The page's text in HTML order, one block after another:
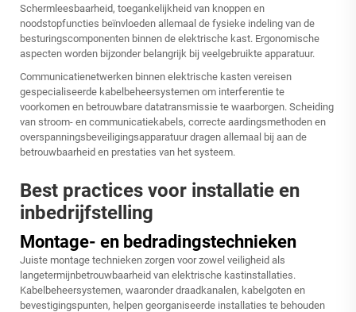
Schermleesbaarheid, toegankelijkheid van knoppen en
noodstopfuncties beïnvloeden allemaal de fysieke indeling van de
besturingscomponenten binnen de elektrische kast. Ergonomische
aspecten worden bijzonder belangrijk bij veelgebruikte apparatuur.
Communicatienetwerken binnen elektrische kasten vereisen
gespecialiseerde kabelbeheersystemen om interferentie te
voorkomen en betrouwbare datatransmissie te waarborgen. Scheiding
van stroom- en communicatiekabels, correcte aardingsmethoden en
overspanningsbeveiligingsapparatuur dragen allemaal bij aan de
betrouwbaarheid en prestaties van het systeem.
Best practices voor installatie en
inbedrijfstelling
Montage- en bedradingstechnieken
Juiste montage technieken zorgen voor zowel veiligheid als
langetermijnbetrouwbaarheid van elektrische kastinstallaties.
Kabelbeheersystemen, waaronder draadkanalen, kabelgoten en
bevestigingspunten, helpen georganiseerde installaties te behouden